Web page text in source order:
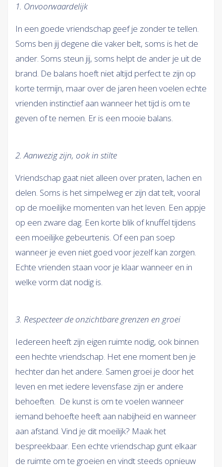
1. Onvoorwaardelijk
In een goede vriendschap geef je zonder te tellen.
Soms ben jij degene die vaker belt, soms is het de
ander. Soms steun jij, soms helpt de ander je uit de
brand. De balans hoeft niet altijd perfect te zijn op
korte termijn, maar over de jaren heen voelen echte
vrienden instinctief aan wanneer het tijd is om te
geven of te nemen. Er is een mooie balans.
2. Aanwezig zijn, ook in stilte
Vriendschap gaat niet alleen over praten, lachen en
delen. Soms is het simpelweg er zijn dat telt, vooral
op de moeilijke momenten van het leven. Een appje
op een zware dag. Een korte blik of knuffel tijdens
een moeilijke gebeurtenis. Of een pan soep
wanneer je even niet goed voor jezelf kan zorgen.
Echte vrienden staan voor je klaar wanneer en in
welke vorm dat nodig is.
3. Respecteer de onzichtbare grenzen en groei
Iedereen heeft zijn eigen ruimte nodig, ook binnen
een hechte vriendschap. Het ene moment ben je
hechter dan het andere. Samen groei je door het
leven en met iedere levensfase zijn er andere
behoeften. De kunst is om te voelen wanneer
iemand behoefte heeft aan nabijheid en wanneer
aan afstand. Vind je dit moeilijk? Maak het
bespreekbaar. Een echte vriendschap gunt elkaar
de ruimte om te groeien en vindt steeds opnieuw